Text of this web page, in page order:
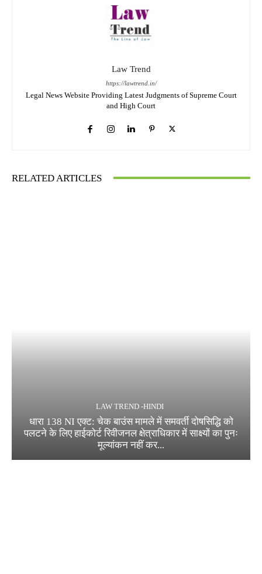
Law Trend
https://lawtrend.in/
Legal News Website Providing Latest Judgments of Supreme Court
and High Court
RELATED ARTICLES
LAW TREND -HINDI
धारा 138 NI एक्ट: चेक बाउंस मामले में समवर्ती दोषसिद्धि को
पलटने के लिए हाईकोर्ट रिवीजनल क्षेत्राधिकार में साक्ष्यों का पुनः
मूल्यांकन नहीं कर...